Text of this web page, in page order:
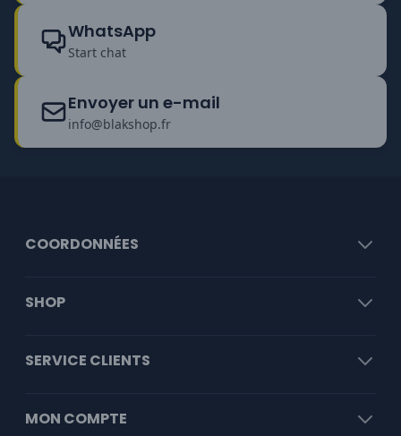
WhatsApp
Start chat
Envoyer un e-mail
info@blakshop.fr
COORDONNÉES
SHOP
SERVICE CLIENTS
MON COMPTE